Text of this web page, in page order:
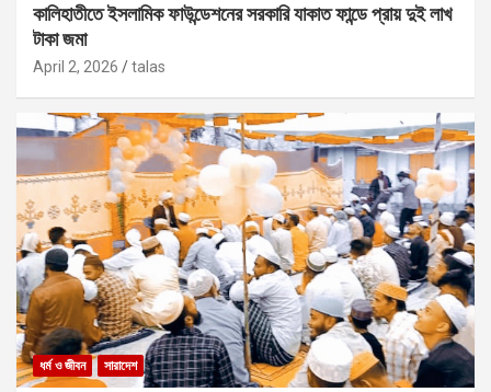
কালিহাতীতে ইসলামিক ফাউন্ডেশনের সরকারি যাকাত ফান্ডে প্রায় দুই লাখ
টাকা জমা
April 2, 2026 talas
ধর্ম ও জীবন সারাদেশ